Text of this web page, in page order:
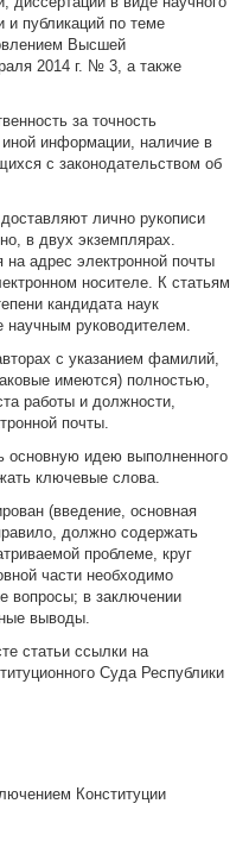
и публикаций по теме
Высшей
2014 г. № 3, а также
за точность
информации, наличие в
с законодательством об
лично рукописи
в двух экземплярах.
адрес электронной почты
носителе. К статьям
кандидата наук
научным руководителем.
с указанием фамилий,
имеются) полностью,
работы и должности,
почты.
основную идею выполненного
ключевые слова.
(введение, основная
должно содержать
проблеме, круг
части необходимо
вопросы; в заключении
выводы.
статьи ссылки на
Суда Республики
Конституции